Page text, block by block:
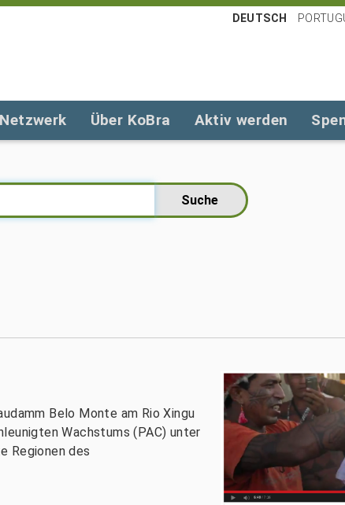
DEUTSCH
Netzwerk Über KoBra Aktiv werden
Belo Monte am Rio Xingu
Wachstums (PAC) unter
Regionen des